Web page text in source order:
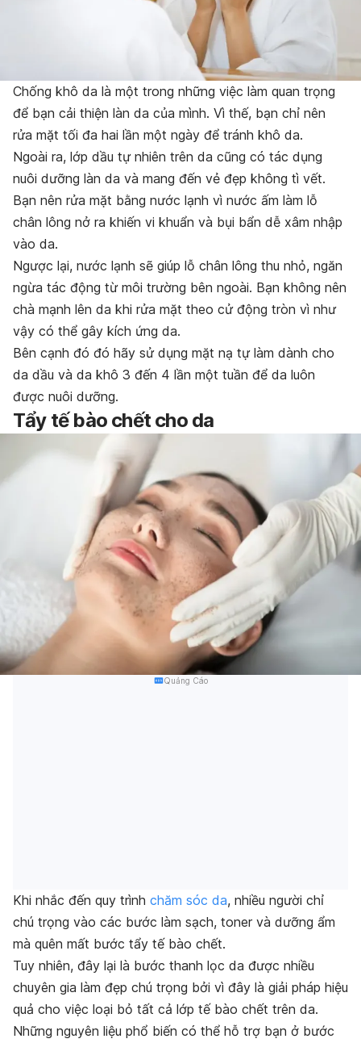
Chống khô da là một trong những việc làm quan trọng
để bạn cải thiện làn da của mình. Vì thế, bạn chỉ nên
rửa mặt tối đa hai lần một ngày để tránh khô da.
Ngoài ra, lớp dầu tự nhiên trên da cũng có tác dụng
nuôi dưỡng làn da và mang đến vẻ đẹp không tì vết.
Bạn nên rửa mặt bằng nước lạnh vì nước ấm làm lỗ
chân lông nở ra khiến vi khuẩn và bụi bẩn dễ xâm nhập
vào da.
Ngược lại, nước lạnh sẽ giúp lỗ chân lông thu nhỏ, ngăn
ngừa tác động từ môi trường bên ngoài. Bạn không nên
chà mạnh lên da khi rửa mặt theo cử động tròn vì như
vậy có thể gây kích ứng da.
Bên cạnh đó đó hãy sử dụng mặt nạ tự làm dành cho
da dầu và da khô 3 đến 4 lần một tuần để da luôn
được nuôi dưỡng.
Tẩy tế bào chết cho da
Quảng Cáo
Khi nhắc đến quy trình chăm sóc da, nhiều người chỉ
chú trọng vào các bước làm sạch, toner và dưỡng ẩm
mà quên mất bước tẩy tế bào chết.
Tuy nhiên, đây lại là bước thanh lọc da được nhiều
chuyên gia làm đẹp chú trọng bởi vì đây là giải pháp hiệu
quả cho việc loại bỏ tất cả lớp tế bào chết trên da.
Những nguyên liệu phổ biến có thể hỗ trợ bạn ở bước